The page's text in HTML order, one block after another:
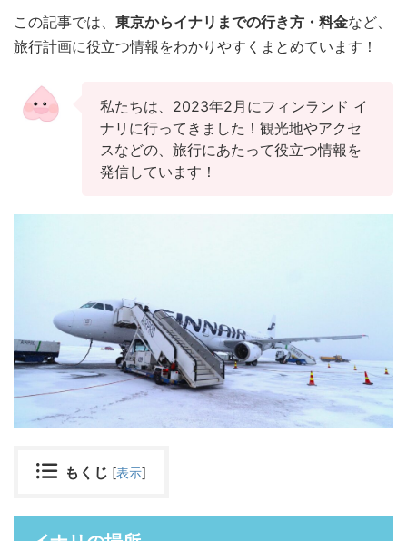
この記事では、 東京からイナリまでの行き方・料金など、
旅行計画に役立つ情報をわかりやすくまとめています！
私たちは、2023年2月にフィンランド イ
ナリに行ってきました！観光地やアクセ
スなどの、旅行にあたって役立つ情報を
発信しています！
もくじ [表示]